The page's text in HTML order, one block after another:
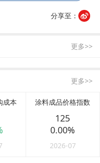
分享至：
更多>>
更多>>
成本 涂料成品价格指数
125
0.00%
2026-07